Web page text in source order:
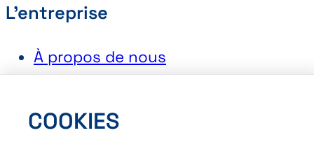
L'entreprise
À propos de nous
COOKIES